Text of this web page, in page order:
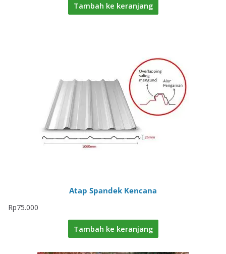
Tambah ke keranjang
Atap Spandek Kencana
Rp75.000
Tambah ke keranjang